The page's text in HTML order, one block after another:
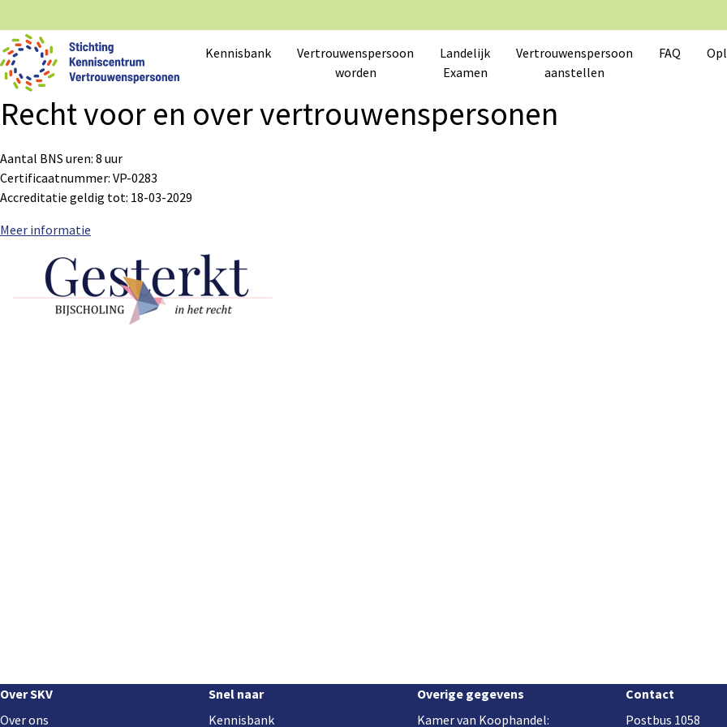
Kennisbank
Vertrouwenspersoon
worden
Landelijk
Examen
Vertrouwenspersoon
aanstellen
FAQ
Recht voor en over vertrouwenspersonen
Aantal BNS uren: 8 uur
Certificaatnummer: VP-0283
Accreditatie geldig tot: 18-03-2029
Meer informatie
navigation
navigation
Footer
navigation
Over SKV
Over ons
Snel naar
Kennisbank
Overige gegevens
Kamer van Koophandel:
Contact
Postbus 1058